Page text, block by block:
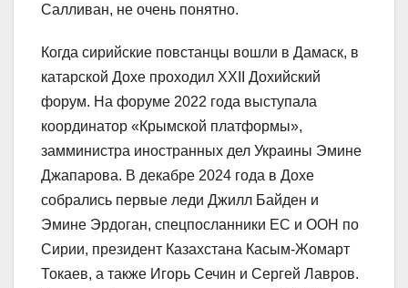
Салливан, не очень понятно.
Когда сирийские повстанцы вошли в Дамаск, в
катарской Дохе проходил XXII Дохийский
форум. На форуме 2022 года выступала
координатор «Крымской платформы»,
замминистра иностранных дел Украины Эмине
Джапарова. В декабре 2024 года в Дохе
собрались первые леди Джилл Байден и
Эмине Эрдоган, спецпосланники ЕС и ООН по
Сирии, президент Казахстана Касым-Жомарт
Токаев, а также Игорь Сечин и Сергей Лавров.